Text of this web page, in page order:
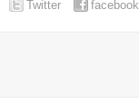
facebook
Twitter